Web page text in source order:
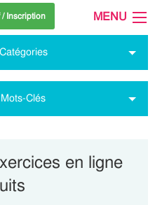
/ Inscription MENU
Clés
en ligne